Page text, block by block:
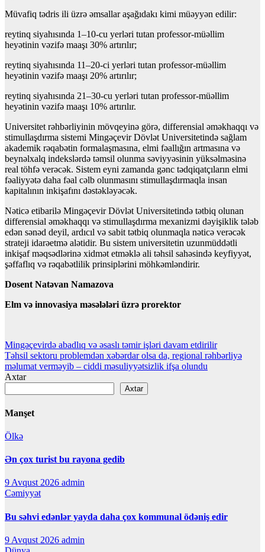
Müvafiq tədris ili üzrə əmsallar aşağıdakı kimi müəyyən edilir:
reytinq siyahısında 1–10-cu yerləri tutan professor-müəllim
heyətinin vəzifə maaşı 30% artırılır;
reytinq siyahısında 11–20-ci yerləri tutan professor-müəllim
heyətinin vəzifə maaşı 20% artırılır;
reytinq siyahısında 21–30-cu yerləri tutan professor-müəllim
heyətinin vəzifə maaşı 10% artırılır.
Universitet rəhbərliyinin mövqeyinə görə, differensial əməkhaqqı və
stimullaşdırma sistemi Mingəçevir Dövlət Universitetində sağlam
akademik rəqabətin formalaşmasına, elmi fəallığın artmasına və
beynəlxalq indekslərdə təmsil olunma səviyyəsinin yüksəlməsinə
real töhfə verəcək. Sistem eyni zamanda gənc tədqiqatçıların elmi
fəaliyyətə daha fəal cəlb olunmasını stimullaşdırmaqla insan
kapitalının inkişafını dəstəkləyəcək.
Nəticə etibarilə Mingəçevir Dövlət Universitetində tətbiq olunan
differensial əməkhaqqı və stimullaşdırma mexanizmi dəyişiklik tələb
edən sənəd deyil, ardıcıl və sabit tətbiq olunmaqla nəticə verəcək
strateji idarəetmə alətidir. Bu sistem universitetin uzunmüddətli
inkişaf məqsədlərinə xidmət etməklə ali təhsil sahəsində keyfiyyət,
şəffaflıq və rəqabətlilik prinsiplərini möhkəmləndirir.
Dosent Natəvan Namazova
Elm və innovasiya məsələləri üzrə prorektor
Yazı
naviqasiyası
Mingəçevirdə abadlıq və əsaslı təmir işləri davam etdirilir
Təhsil sektoru problemdən xəbərdar olsa da, regional rəhbərliyə
məlumat verməyib – ciddi məsuliyyətsizlik ifşa olundu
Axtar
Axtar
Manşet
Ölkə
Ən çox turist bu rayona gedib
9 Avqust 2026 admin
Cəmiyyət
Bu səhvi edənlər yayda daha çox kommunal ödəniş edir
9 Avqust 2026 admin